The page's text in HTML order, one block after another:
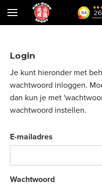
Login
Je kunt hieronder met
wachtwoord inloggen.
dan kun je met
wachtwoord instellen.
E-mailadres
Wachtwoord